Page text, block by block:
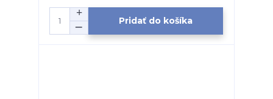
Pridať do košíka